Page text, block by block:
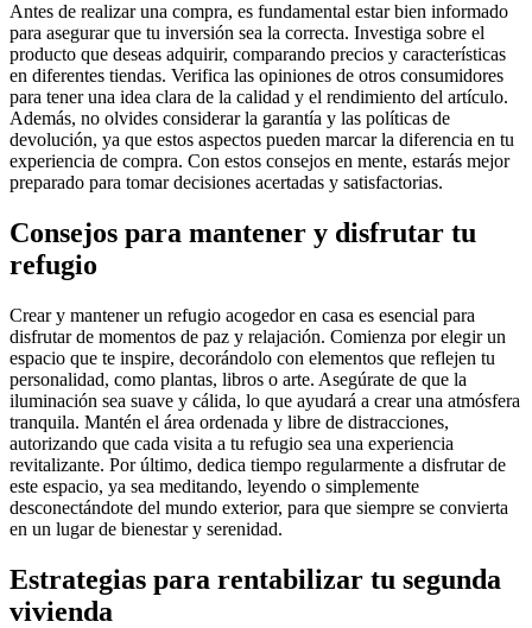
Antes de realizar una compra, es fundamental estar bien informado
para asegurar que tu inversión sea la correcta. Investiga sobre el
producto que deseas adquirir, comparando precios y características
en diferentes tiendas. Verifica las opiniones de otros consumidores
para tener una idea clara de la calidad y el rendimiento del artículo.
Además, no olvides considerar la garantía y las políticas de
devolución, ya que estos aspectos pueden marcar la diferencia en tu
experiencia de compra. Con estos consejos en mente, estarás mejor
preparado para tomar decisiones acertadas y satisfactorias.
Consejos para mantener y disfrutar tu
refugio
Crear y mantener un refugio acogedor en casa es esencial para
disfrutar de momentos de paz y relajación. Comienza por elegir un
espacio que te inspire, decorándolo con elementos que reflejen tu
personalidad, como plantas, libros o arte. Asegúrate de que la
iluminación sea suave y cálida, lo que ayudará a crear una atmósfera
tranquila. Mantén el área ordenada y libre de distracciones,
autorizando que cada visita a tu refugio sea una experiencia
revitalizante. Por último, dedica tiempo regularmente a disfrutar de
este espacio, ya sea meditando, leyendo o simplemente
desconectándote del mundo exterior, para que siempre se convierta
en un lugar de bienestar y serenidad.
Estrategias para rentabilizar tu segunda
vivienda